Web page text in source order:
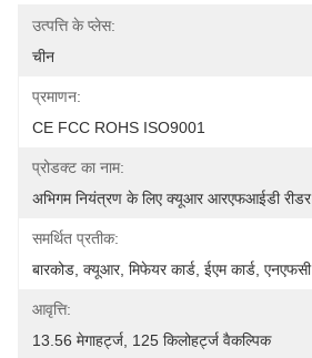
उत्पत्ति के प्लेस:
चीन
प्रमाणन:
CE FCC ROHS ISO9001
प्रोडक्ट का नाम:
अभिगम नियंत्रण के लिए क्यूआर आरएफआईडी रीडर
समर्थित प्रतीक:
बारकोड, क्यूआर, मिफेयर कार्ड, ईएम कार्ड, एनएफसी
आवृत्ति:
13.56 मेगाहर्ट्ज, 125 किलोहर्ट्ज वैकल्पिक